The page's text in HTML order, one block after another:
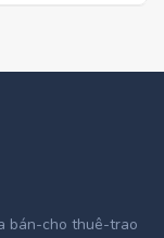
bán-cho thuê-trao